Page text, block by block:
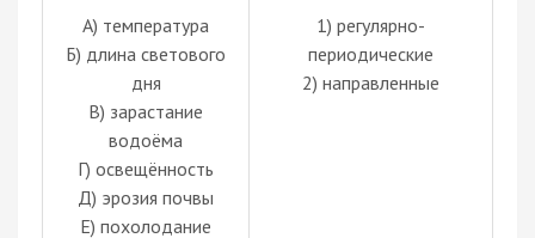
А) температура
Б) длина светового
дня
В) зарастание
водоёма
Г) освещённость
Д) эрозия почвы
Е) похолодание
1) регулярно-
периодические
2) направленные